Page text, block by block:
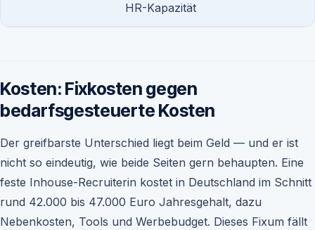
HR-Kapazität
Kosten: Fixkosten gegen
bedarfsgesteuerte Kosten
Der greifbarste Unterschied liegt beim Geld — und er ist
nicht so eindeutig, wie beide Seiten gern behaupten. Eine
feste Inhouse-Recruiterin kostet in Deutschland im Schnitt
rund 42.000 bis 47.000 Euro Jahresgehalt, dazu
Nebenkosten, Tools und Werbebudget. Dieses Fixum fällt